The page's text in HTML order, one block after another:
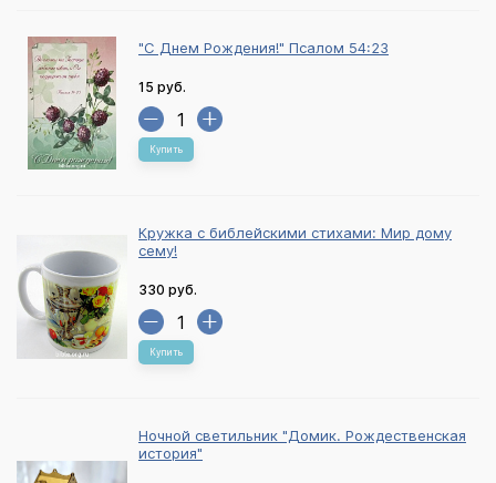
"С Днем Рождения!" Псалом 54:23
15 руб.
Купить
Кружка с библейскими стихами: Мир дому
сему!
330 руб.
Купить
Ночной светильник "Домик. Рождественская
история"